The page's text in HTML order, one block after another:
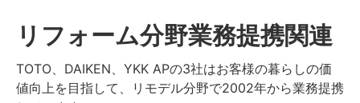
リフォーム分野業務提携関連
TOTO、DAIKEN、YKK APの3社はお客様の暮らしの価
値向上を目指して、リモデル分野で2002年から業務提携